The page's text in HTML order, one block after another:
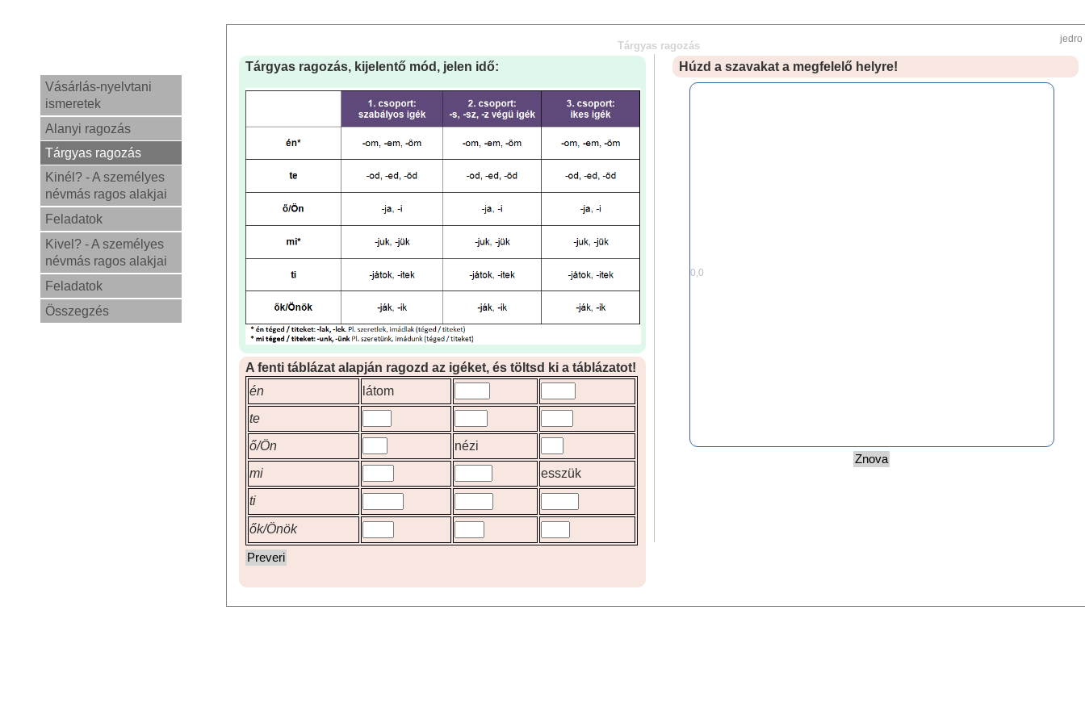
Vásárlás-nyelvtani
ismeretek
Alanyi ragozás
Tárgyas ragozás
Kinél? - A személyes
névmás ragos alakjai
Feladatok
Kivel? - A személyes
névmás ragos alakjai
Feladatok
Összegzés
jedro
Tárgyas ragozás
Tárgyas ragozás, kijelentő mód, jelen idő:
A fenti táblázat alapján ragozd az igéket, és töltsd ki a táblázatot!
én
látom
te
ő/Ön
nézi
mi
esszük
ti
ők/Önök
Húzd a szavakat a megfelelő helyre!
0,0